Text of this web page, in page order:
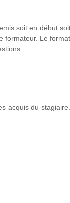
soit en début
formateur. Le
acquis du